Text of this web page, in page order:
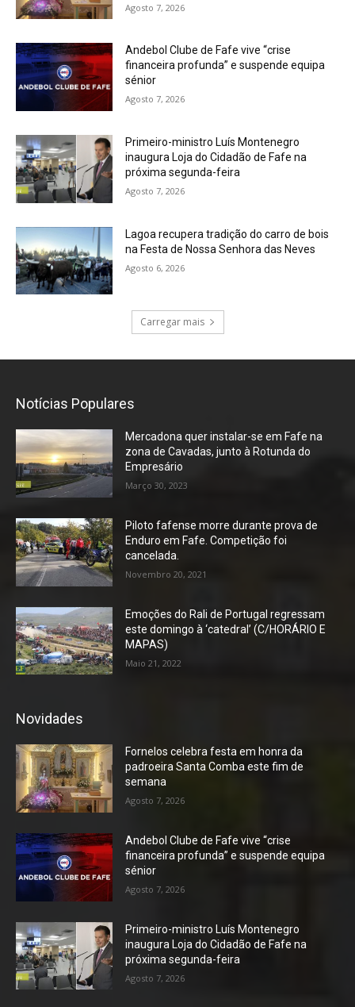
Agosto 7, 2026
Andebol Clube de Fafe vive “crise
financeira profunda” e suspende equipa
sénior
Agosto 7, 2026
Primeiro-ministro Luís Montenegro
inaugura Loja do Cidadão de Fafe na
próxima segunda-feira
Agosto 7, 2026
Lagoa recupera tradição do carro de bois
na Festa de Nossa Senhora das Neves
Agosto 6, 2026
Carregar mais
Notícias Populares
Mercadona quer instalar-se em Fafe na
zona de Cavadas, junto à Rotunda do
Empresário
Março 30, 2023
Piloto fafense morre durante prova de
Enduro em Fafe. Competição foi
cancelada.
Novembro 20, 2021
Emoções do Rali de Portugal regressam
este domingo à ‘catedral’ (C/HORÁRIO E
MAPAS)
Maio 21, 2022
Novidades
Fornelos celebra festa em honra da
padroeira Santa Comba este fim de
semana
Agosto 7, 2026
Andebol Clube de Fafe vive “crise
financeira profunda” e suspende equipa
sénior
Agosto 7, 2026
Primeiro-ministro Luís Montenegro
inaugura Loja do Cidadão de Fafe na
próxima segunda-feira
Agosto 7, 2026